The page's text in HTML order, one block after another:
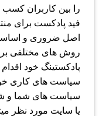
را بین کاربران
فید پادکست برای
اصل ضروری و
روش های مختلفی
پادکستینگ خود اقدام
سیاست های کاری
سیاست های شما و
یا سایت مورد نظر